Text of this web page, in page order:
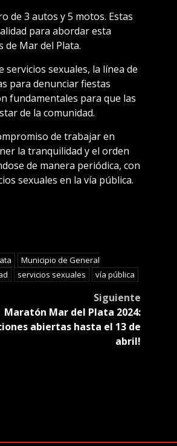
de 3 autos y 5 motos. Estas
para abordar esta
de Mar del Plata.
sexuales, la línea de
para denunciar fiestas
fundamentales para que las
de la comunidad.
de trabajar en
la tranquilidad y el orden
de manera periódica, con
sexuales en la vía pública.
Municipio de General
servicios sexuales vía pública
Siguiente
Maratón Mar del Plata 2024:
abiertas hasta el 13 de
abril!